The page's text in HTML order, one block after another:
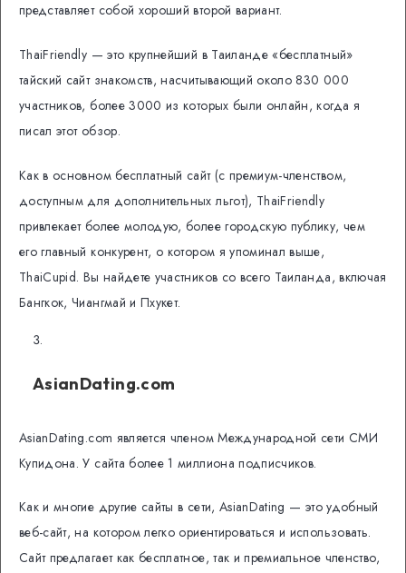
представляет собой хороший второй вариант.
ThaiFriendly — это крупнейший в Таиланде «бесплатный»
тайский сайт знакомств, насчитывающий около 830 000
участников, более 3000 из которых были онлайн, когда я
писал этот обзор.
Как в основном бесплатный сайт (с премиум-членством,
доступным для дополнительных льгот), ThaiFriendly
привлекает более молодую, более городскую публику, чем
его главный конкурент, о котором я упоминал выше,
ThaiCupid. Вы найдете участников со всего Таиланда, включая
Бангкок, Чиангмай и Пхукет.
AsianDating.com
AsianDating.com является членом Международной сети СМИ
Купидона. У сайта более 1 миллиона подписчиков.
Как и многие другие сайты в сети, AsianDating — это удобный
веб-сайт, на котором легко ориентироваться и использовать.
Сайт предлагает как бесплатное, так и премиальное членство,